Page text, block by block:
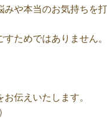
や本当のお気持ちを
ためではありません。
伝えいたします。